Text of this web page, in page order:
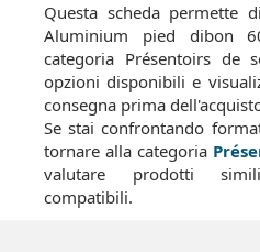
Questa scheda permette
Aluminium pied dibon
categoria Présentoirs de
opzioni disponibili e
consegna prima
Se stai confrontando
tornare alla categoria
valutare prodotti
compatibili.